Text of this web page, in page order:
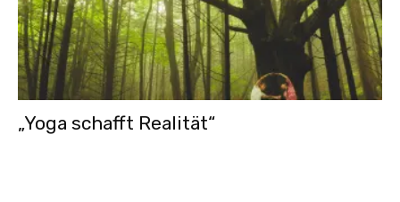
„Yoga schafft Realität“